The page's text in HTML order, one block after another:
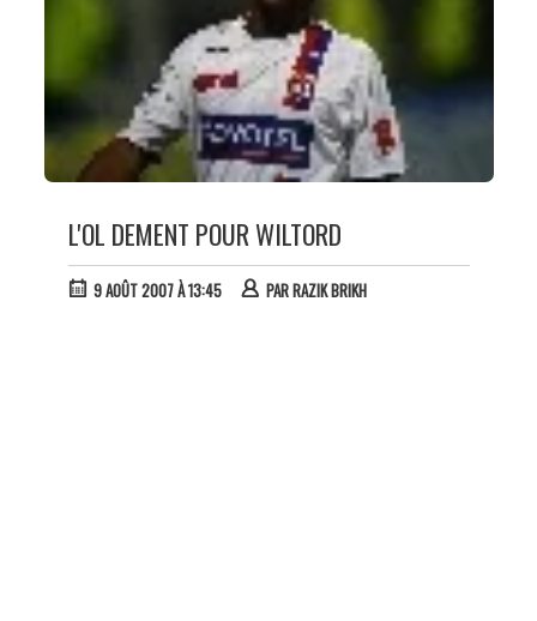
L'OL DEMENT POUR WILTORD
9 AOÛT 2007 À 13:45 PARRAZIK BRIKH